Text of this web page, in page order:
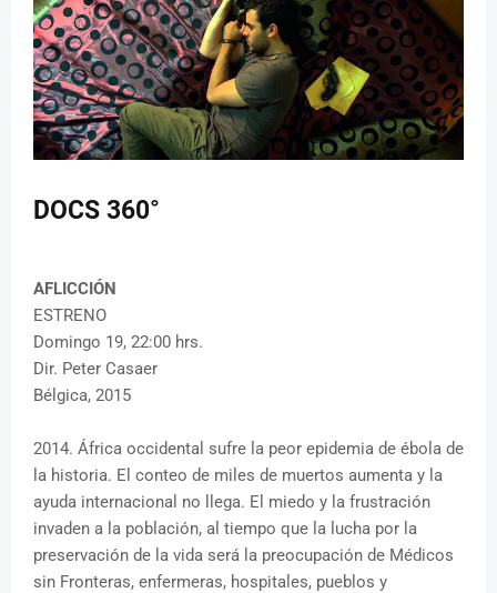
DOCS 360°
AFLICCIÓN
ESTRENO
Domingo 19, 22:00 hrs.
Dir. Peter Casaer
Bélgica, 2015
2014. África occidental sufre la peor epidemia de ébola de
la historia. El conteo de miles de muertos aumenta y la
ayuda internacional no llega. El miedo y la frustración
invaden a la población, al tiempo que la lucha por la
preservación de la vida será la preocupación de Médicos
sin Fronteras, enfermeras, hospitales, pueblos y